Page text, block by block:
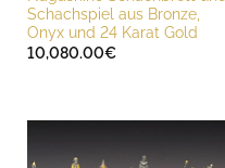
Schachspiel aus Bronze,
Onyx und 24 Karat Gold
10,080.00€